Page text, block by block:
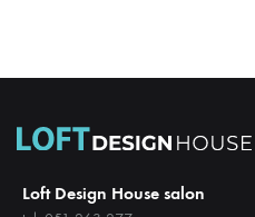
LISTU
Loft Design House salon